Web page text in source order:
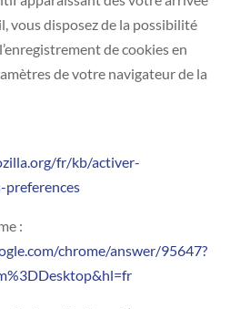
vous disposez de la possibilité
de cookies en
de votre navigateur de la
fr/kb/activer-
preferences
:
chrome/answer/95647?